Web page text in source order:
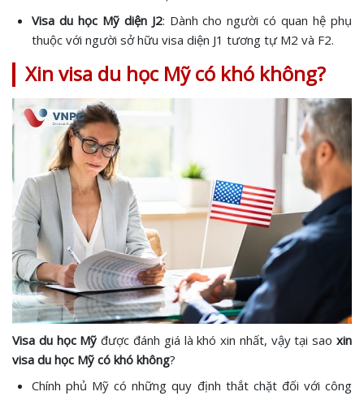
Visa du học Mỹ diện J2: Dành cho người có quan hệ phụ
thuộc với người sở hữu visa diện J1 tương tự M2 và F2.
Xin visa du học Mỹ có khó không?
Visa du học Mỹ được đánh giá là khó xin nhất, vậy tại sao xin
visa du học Mỹ có khó không?
Chính phủ Mỹ có những quy định thắt chặt đối với công